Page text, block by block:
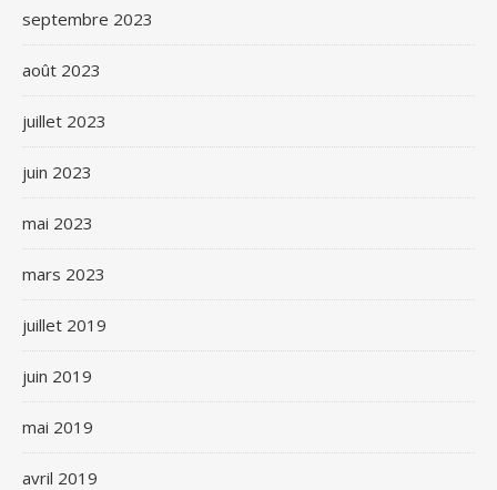
septembre 2023
août 2023
juillet 2023
juin 2023
mai 2023
mars 2023
juillet 2019
juin 2019
mai 2019
avril 2019